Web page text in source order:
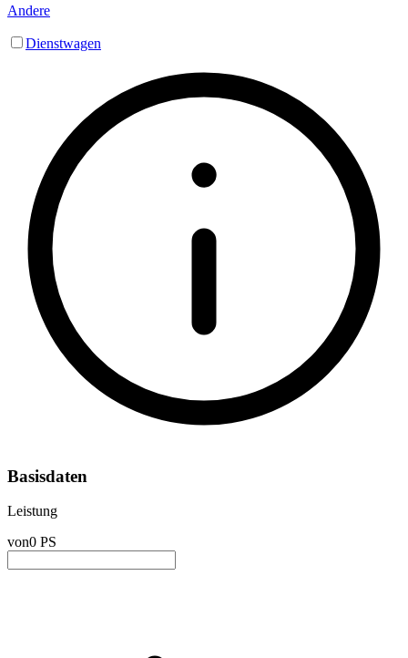
Andere
Dienstwagen
Basisdaten
Leistung
von0 PS